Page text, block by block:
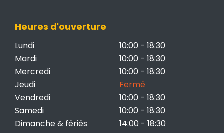
Heures d'ouverture
Lundi
10:00 - 18:30
Mardi
10:00 - 18:30
Mercredi
10:00 - 18:30
Jeudi
Fermé
Vendredi
10:00 - 18:30
Samedi
10:00 - 18:30
Dimanche & fériés
14:00 - 18:30